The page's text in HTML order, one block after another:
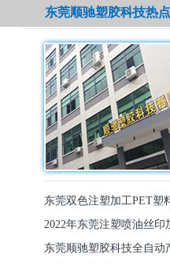
东莞顺驰塑胶科技热
东莞双色注塑加工PET塑
2022年东莞注塑喷油丝
东莞顺驰塑胶科技全自动